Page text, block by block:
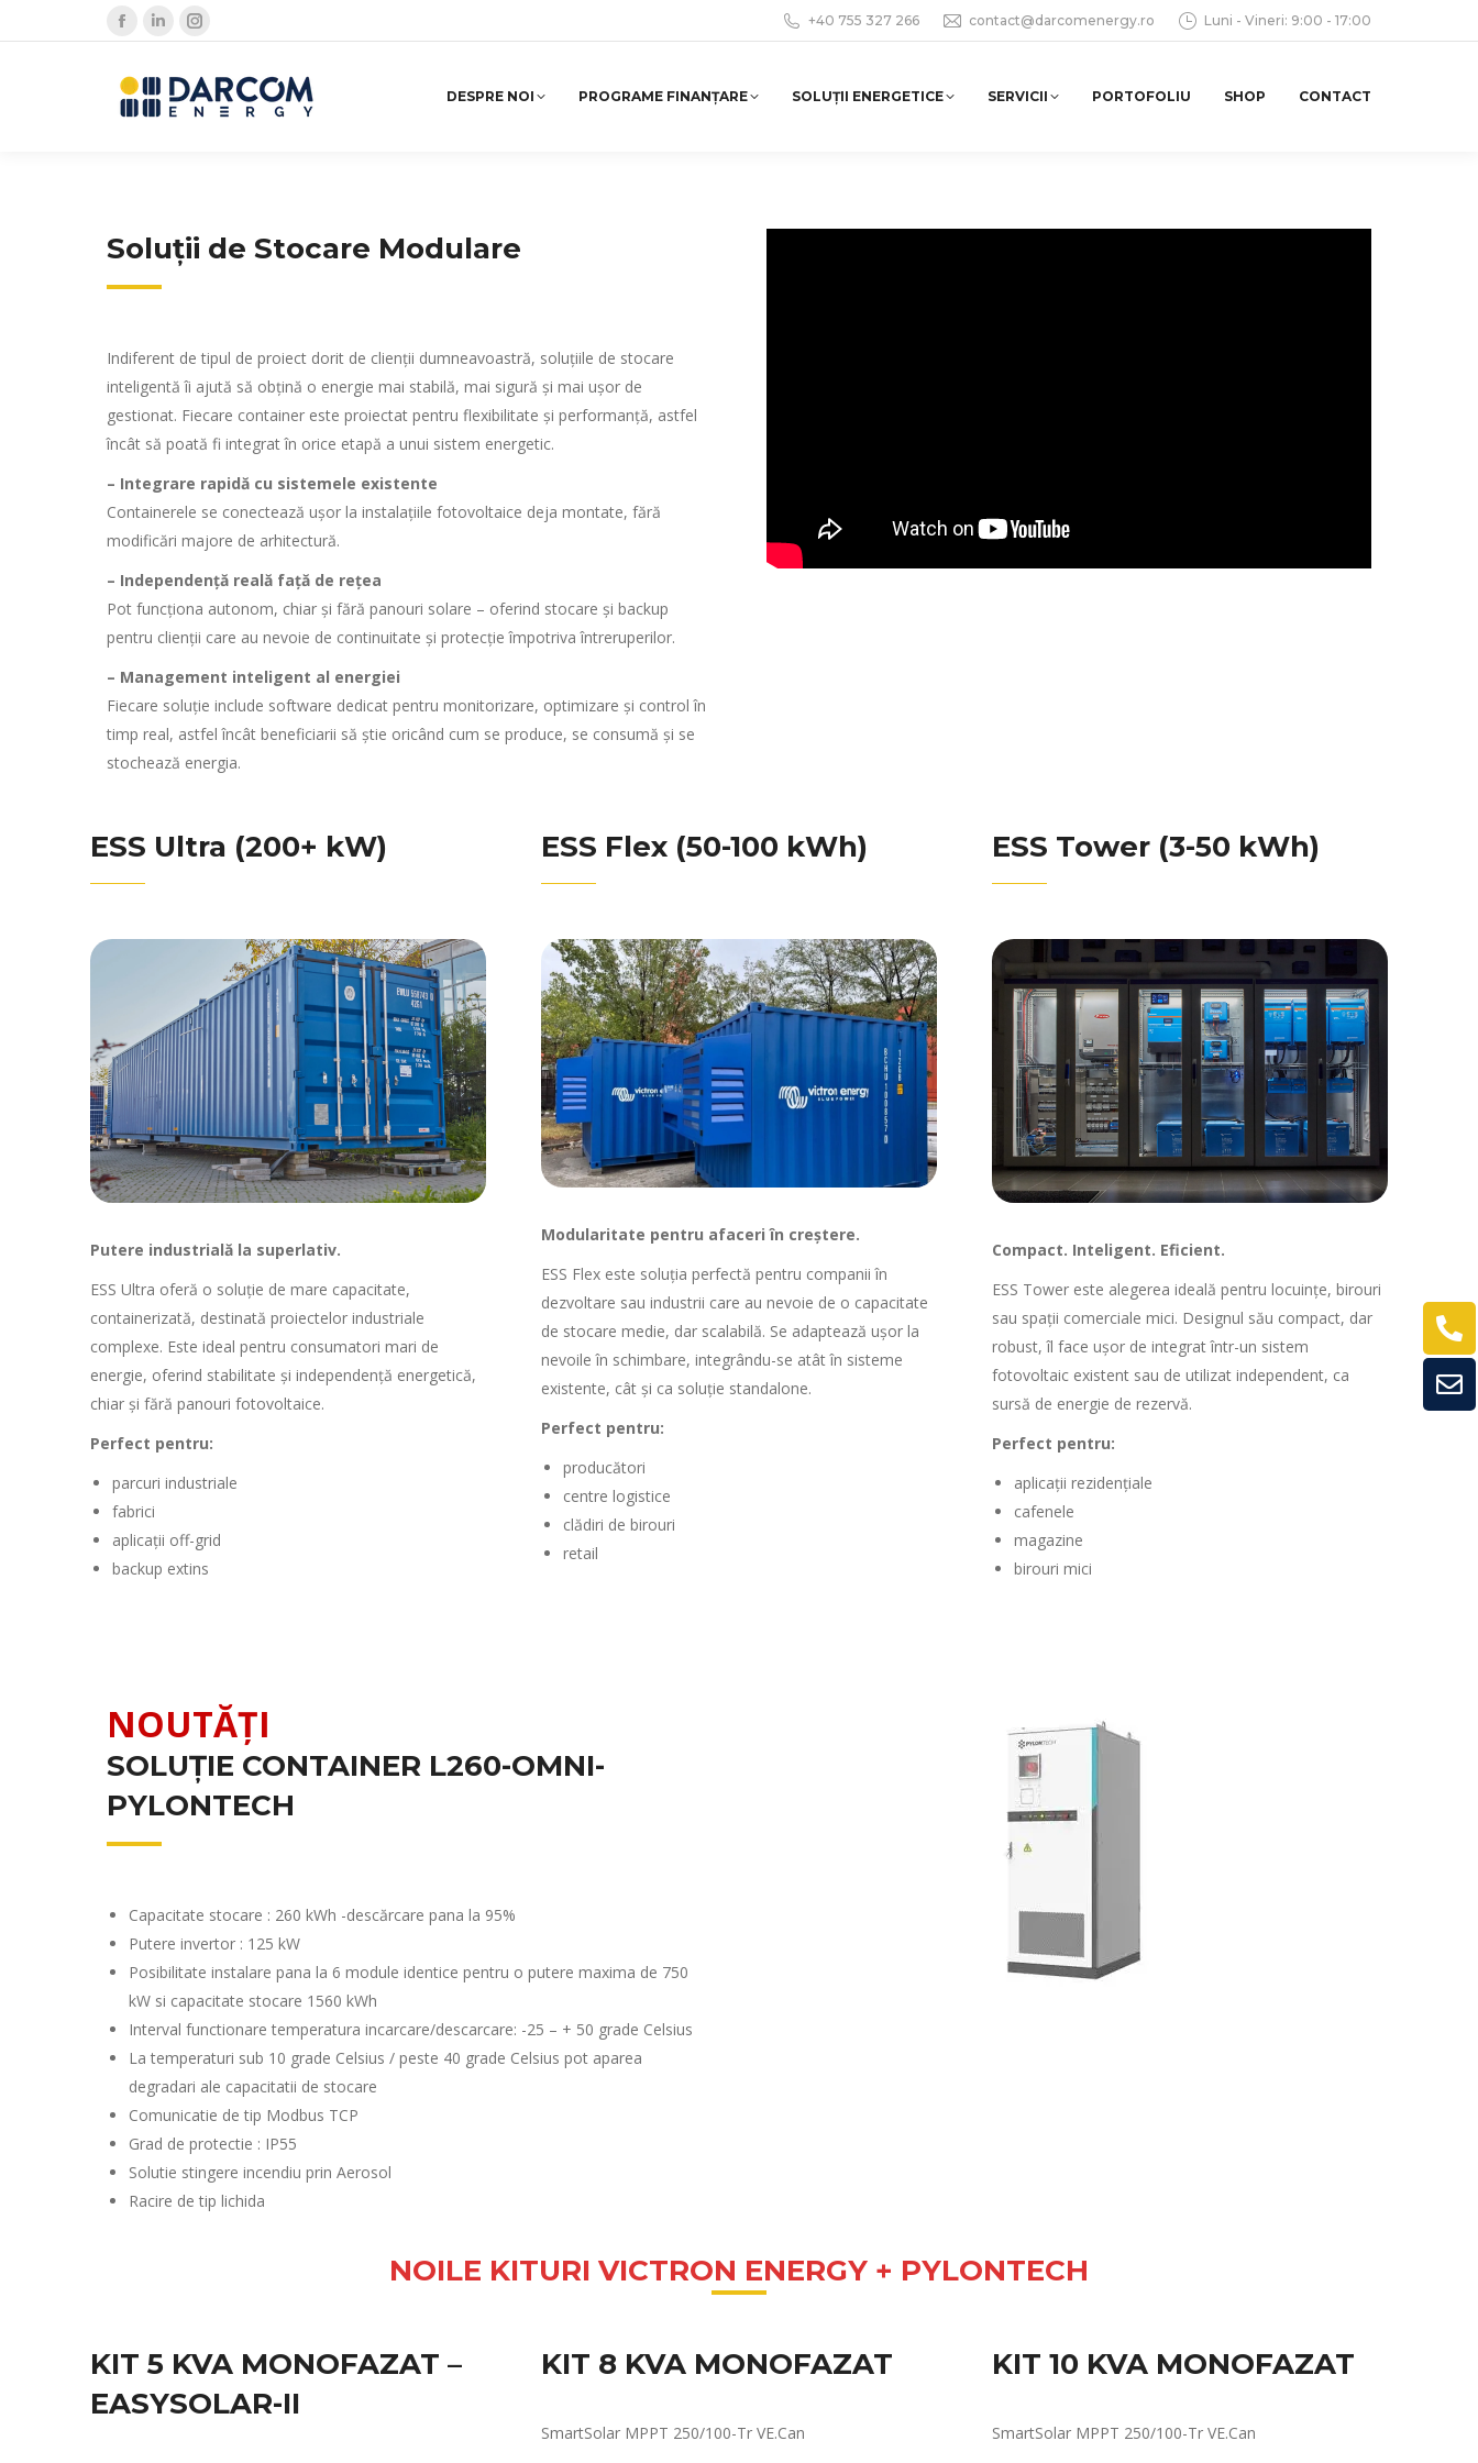
Facebook
opens
Linkedin
opens
Instagram
opens
+40 755 327 266 contact@darcomenergy.ro Luni - Vineri: 9:00 - 17:00
DESPRE NOI PROGRAME FINANȚARE SOLUȚII ENERGETICE SERVICII PORTOFOLIU SHOP CONTACT
Soluții de Stocare Modulare
Indiferent de tipul de proiect dorit de clienții dumneavoastră, soluțiile de stocare
inteligentă îi ajută să obțină o energie mai stabilă, mai sigură și mai ușor de
gestionat. Fiecare container este proiectat pentru flexibilitate și performanță, astfel
încât să poată fi integrat în orice etapă a unui sistem energetic.
– Integrare rapidă cu sistemele existente
Containerele se conectează ușor la instalațiile fotovoltaice deja montate, fără
modificări majore de arhitectură.
– Independență reală față de rețea
Pot funcționa autonom, chiar și fără panouri solare – oferind stocare și backup
pentru clienții care au nevoie de continuitate și protecție împotriva întreruperilor.
– Management inteligent al energiei
Fiecare soluție include software dedicat pentru monitorizare, optimizare și control în
timp real, astfel încât beneficiarii să știe oricând cum se produce, se consumă și se
stochează energia.
ESS Ultra (200+ kW)
Putere industrială la superlativ.
ESS Ultra oferă o soluție de mare capacitate,
containerizată, destinată proiectelor industriale
complexe. Este ideal pentru consumatori mari de
energie, oferind stabilitate și independență energetică,
chiar și fără panouri fotovoltaice.
Perfect pentru:
parcuri industriale
fabrici
aplicații off-grid
backup extins
ESS Flex (50-100 kWh)
Modularitate pentru afaceri în creștere.
ESS Flex este soluția perfectă pentru companii în
dezvoltare sau industrii care au nevoie de o capacitate
de stocare medie, dar scalabilă. Se adaptează ușor la
nevoile în schimbare, integrându-se atât în sisteme
existente, cât și ca soluție standalone.
Perfect pentru:
producători
centre logistice
clădiri de birouri
retail
ESS Tower (3-50 kWh)
Compact. Inteligent. Eficient.
ESS Tower este alegerea ideală pentru locuințe, birouri
sau spații comerciale mici. Designul său compact, dar
robust, îl face ușor de integrat într-un sistem
fotovoltaic existent sau de utilizat independent, ca
sursă de energie de rezervă.
Perfect pentru:
aplicații rezidențiale
cafenele
magazine
birouri mici
NOUTĂȚI
SOLUȚIE CONTAINER L260-OMNI-
PYLONTECH
Capacitate stocare : 260 kWh -descărcare pana la 95%
Putere invertor : 125 kW
Posibilitate instalare pana la 6 module identice pentru o putere maxima de 750
kW si capacitate stocare 1560 kWh
Interval functionare temperatura incarcare/descarcare: -25 – + 50 grade Celsius
La temperaturi sub 10 grade Celsius / peste 40 grade Celsius pot aparea
degradari ale capacitatii de stocare
Comunicatie de tip Modbus TCP
Grad de protectie : IP55
Solutie stingere incendiu prin Aerosol
Racire de tip lichida
NOILE KITURI VICTRON ENERGY + PYLONTECH
KIT 5 KVA MONOFAZAT –
EASYSOLAR-II
KIT 8 KVA MONOFAZAT
SmartSolar MPPT 250/100-Tr VE.Can
KIT 10 KVA MONOFAZAT
SmartSolar MPPT 250/100-Tr VE.Can